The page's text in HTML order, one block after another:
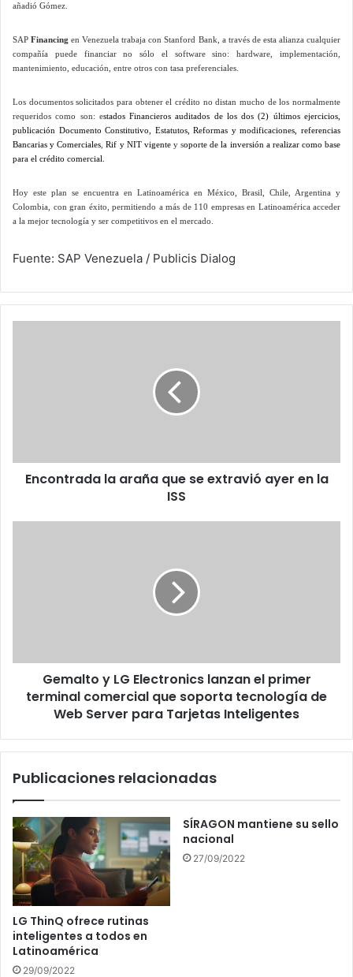
añadió Gómez.
SAPFinancing en Venezuela trabaja con Stanford Bank, a través de esta alianza cualquier
compañía puede financiar no sólo el software sino: hardware, implementación,
mantenimiento, educación, entre otros con tasa preferenciales.
Los documentos solicitados para obtener el crédito no distan mucho de los normalmente
requeridos como son: estados Financieros auditados de los dos (2) últimos ejercicios,
publicación Documento Constitutivo, Estatutos, Reformas y modificaciones, referencias
Bancarias y Comerciales ,Rif y NIT vigentey soporte de la inversión a realizar como base
para el crédito comercial.
Hoy este plan se encuentra en Latinoamérica en México, Brasil, Chile, Argentina y
Colombia, con gran éxito, permitiendo a más de 110 empresas en Latinoamérica acceder
a la mejor tecnología y ser competitivos en el mercado.
Fuente: SAP Venezuela / Publicis Dialog
la
ISSEncontrada la araña que se extravió ayer en la
ISS
comercial
soporta
tecnología
Web
para
Gemalto y LG Electronics lanzan el primer
terminal comercial que soporta tecnología de
Web Server para Tarjetas Inteligentes
Publicaciones relacionadas
LG ThinQ ofrece rutinas
inteligentes a todos en
Latinoamérica
29/09/2022
SÍRAGON mantiene su sello
nacional
27/09/2022